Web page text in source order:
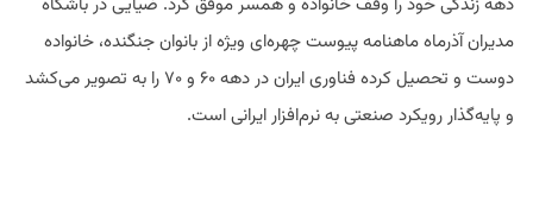
مدیران آذرماه ماهنامه پیوست چهره‌ای‌ ویژه از بانوان جنگنده، خانواده‌
دوست و تحصیل کرده فناوری ایران در دهه ۶۰ و ۷۰ را به تصویر می‌کشد
و پایه‌گذار رویکرد صنعتی به نرم‌افزار ایرانی است.